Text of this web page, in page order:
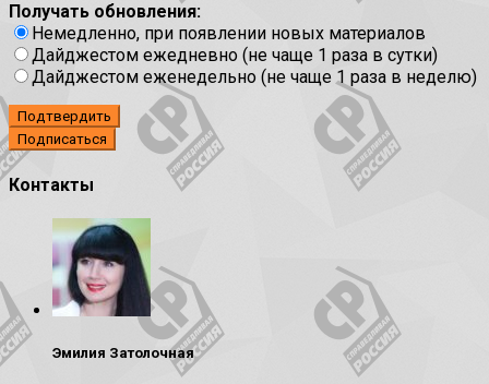
Получать обновления:
Немедленно, при появлении новых материалов
Дайджестом ежедневно (не чаще 1 раза в сутки)
Дайджестом еженедельно (не чаще 1 раза в неделю)
Подтвердить
Контакты
Эмилия Затолочная